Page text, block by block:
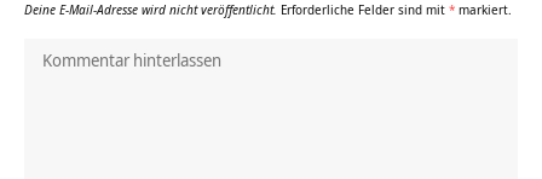
Deine E-Mail-Adresse wird nicht veröffentlicht. Erforderliche Felder sind mit * markiert.